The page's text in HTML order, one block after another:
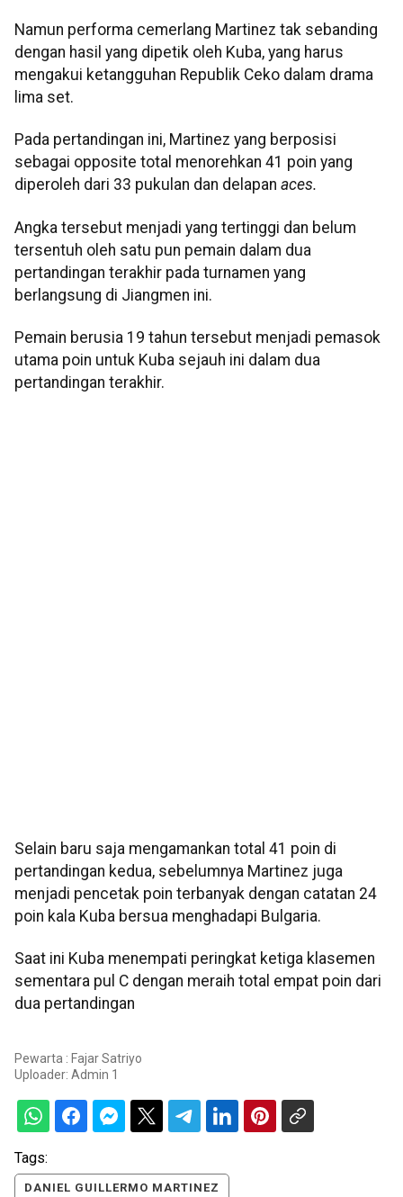
Namun performa cemerlang Martinez tak sebanding
dengan hasil yang dipetik oleh Kuba, yang harus
mengakui ketangguhan Republik Ceko dalam drama
lima set.
Pada pertandingan ini, Martinez yang berposisi
sebagai opposite total menorehkan 41 poin yang
diperoleh dari 33 pukulan dan delapan aces.
Angka tersebut menjadi yang tertinggi dan belum
tersentuh oleh satu pun pemain dalam dua
pertandingan terakhir pada turnamen yang
berlangsung di Jiangmen ini.
Pemain berusia 19 tahun tersebut menjadi pemasok
utama poin untuk Kuba sejauh ini dalam dua
pertandingan terakhir.
Selain baru saja mengamankan total 41 poin di
pertandingan kedua, sebelumnya Martinez juga
menjadi pencetak poin terbanyak dengan catatan 24
poin kala Kuba bersua menghadapi Bulgaria.
Saat ini Kuba menempati peringkat ketiga klasemen
sementara pul C dengan meraih total empat poin dari
dua pertandingan
Pewarta : Fajar Satriyo
Uploader: Admin 1
Tags:
DANIEL GUILLERMO MARTINEZ